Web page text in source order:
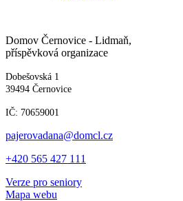
Domov Černovice - Lidmaň,
příspěvková organizace
Dobešovská 1
39494 Černovice
IČ: 70659001
pajerovadana@domcl.cz
+420 565 427 111
Verze pro seniory
Mapa webu